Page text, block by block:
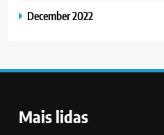
December 2022
Mais lidas